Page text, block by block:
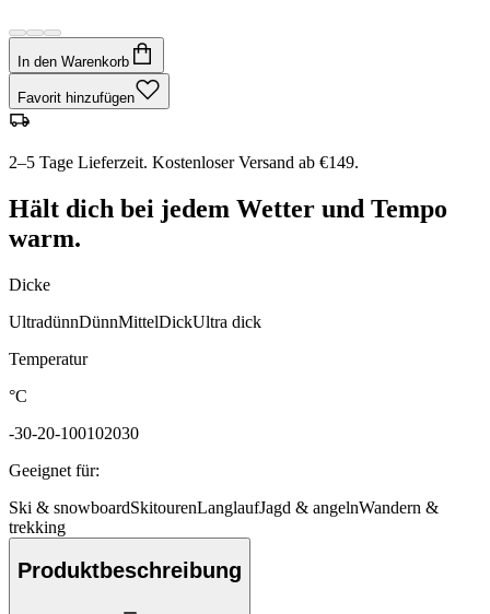
In den Warenkorb
Favorit hinzufügen
2–5 Tage Lieferzeit. Kostenloser Versand ab €149.
Hält dich bei jedem Wetter und Tempo
warm.
Dicke
UltradünnDünnMittelDickUltra dick
Temperatur
°C
-30-20-100102030
Geeignet für:
Ski & snowboardSkitourenLanglaufJagd & angelnWandern &
trekking
Produktbeschreibung